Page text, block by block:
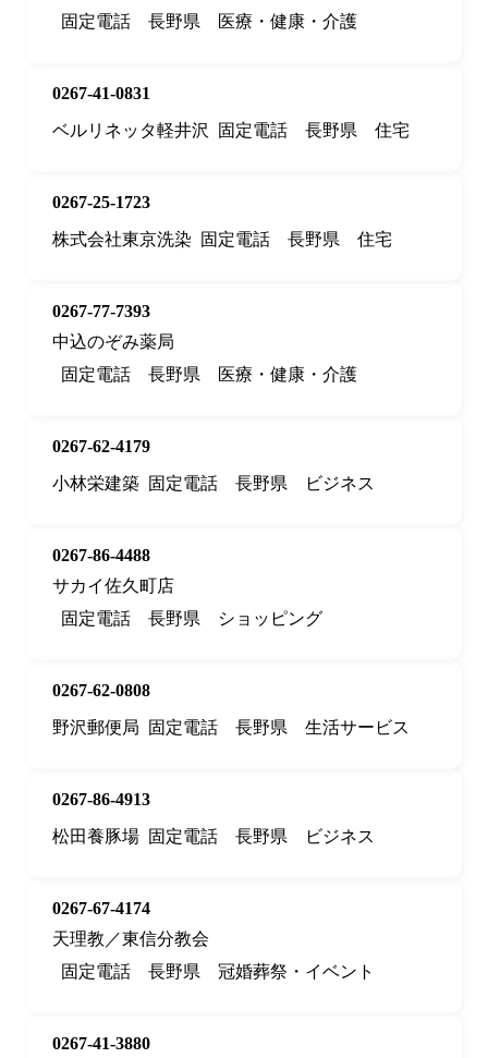
固定電話
長野県 医療・健康・介護
0267-41-0831
ベルリネッタ軽井沢
固定電話 長野県 住宅
0267-25-1723
株式会社東京洗染
固定電話 長野県 住宅
0267-77-7393
中込のぞみ薬局
固定電話
長野県 医療・健康・介護
0267-62-4179
小林栄建築 固定電話 長野県 ビジネス
0267-86-4488
サカイ佐久町店
固定電話
長野県 ショッピング
0267-62-0808
野沢郵便局
固定電話 長野県 生活サービス
0267-86-4913
松田養豚場 固定電話 長野県 ビジネス
0267-67-4174
天理教／東信分教会
固定電話
長野県 冠婚葬祭・イベント
0267-41-3880